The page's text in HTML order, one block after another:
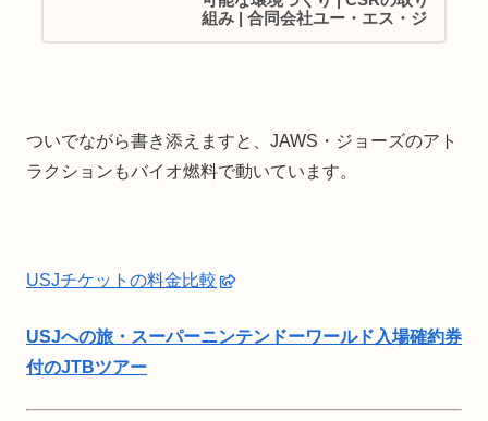
組み | 合同会社ユー・エス・ジ
ついでながら書き添えますと、JAWS・ジョーズのアト
ラクションもバイオ燃料で動いています。
USJチケットの料金比較
USJへの旅・スーパーニンテンドーワールド入場確約券
付のJTBツアー